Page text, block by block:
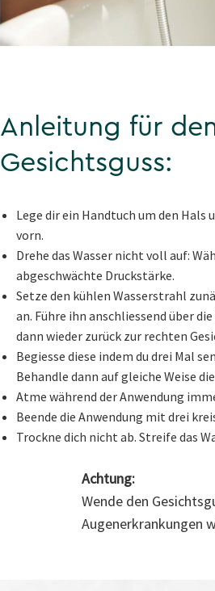
Anleitung für
Gesichtsguss:
Lege dir ein Handtuch um den Hals
vorn.
Drehe das Wasser nicht voll auf:
abgeschwächte Druckstärke.
Setze den kühlen Wasserstrahl
an. Führe ihn anschliessend über
dann wieder zurück zur rechten
Begiesse diese indem du drei Mal
Behandle dann auf gleiche Weise
Atme während der Anwendung
Beende die Anwendung mit drei
Trockne dich nicht ab. Streife das
Achtung:
Wende den
Augenerkrankungen